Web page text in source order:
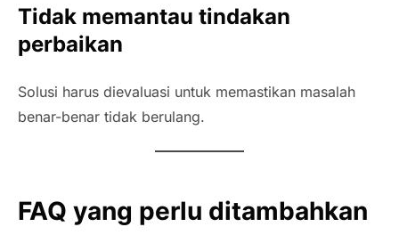
Tidak memantau tindakan
perbaikan
Solusi harus dievaluasi untuk memastikan masalah
benar-benar tidak berulang.
FAQ yang perlu ditambahkan